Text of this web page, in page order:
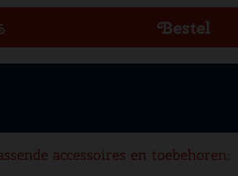
accessoires en toebehoren: